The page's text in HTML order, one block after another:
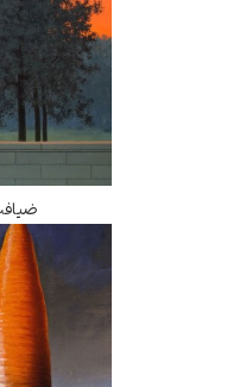
ضیافت – رنه ماگریت